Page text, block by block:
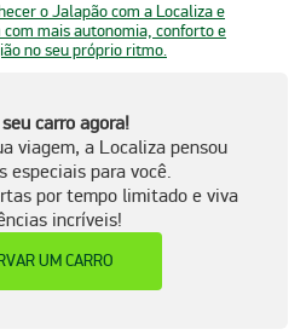
o Jalapão com a Localiza e
mais autonomia, conforto e
no seu próprio ritmo.
carro agora!
viagem, a Localiza pensou
especiais para você.
por tempo limitado e viva
incríveis!
UM CARRO